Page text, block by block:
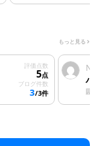
もっと見る
評価点数
5点
ブログ件数
3/3件
No.
ハウ